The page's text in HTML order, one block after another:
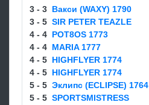
3 - 3 Вакси (WAXY) 1790
3 - 5 SIR PETER TEAZLE
4 - 4 POT8OS 1773
4 - 4 MARIA 1777
4 - 5 HIGHFLYER 1774
4 - 5 HIGHFLYER 1774
5 - 5 Эклипс (ECLIPSE) 1764
5 - 5 SPORTSMISTRESS